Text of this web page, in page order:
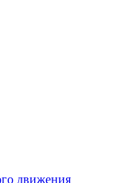
движения